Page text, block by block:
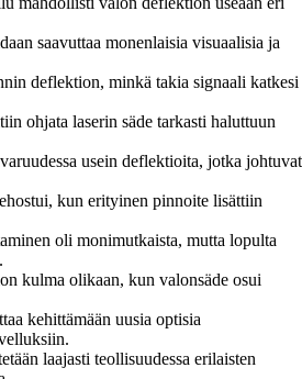
saavuttaa monenlaisia visuaalisia ja
deflektion, minkä takia signaali katkesi
ohjata laserin säde tarkasti haluttuun
usein deflektioita, jotka johtuvat
kun erityinen pinnoite lisättiin
oli monimutkaista, mutta lopulta
kulma olikaan, kun valonsäde osui
kehittämään uusia optisia
laajasti teollisuudessa erilaisten